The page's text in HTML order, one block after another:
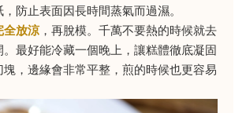
防止表面因長時間蒸氣而過濕。
全放涼，再脫模。千萬不要熱的時候就去
最好能冷藏一個晚上，讓糕體徹底凝固
塊，邊緣會非常平整，煎的時候也更容易